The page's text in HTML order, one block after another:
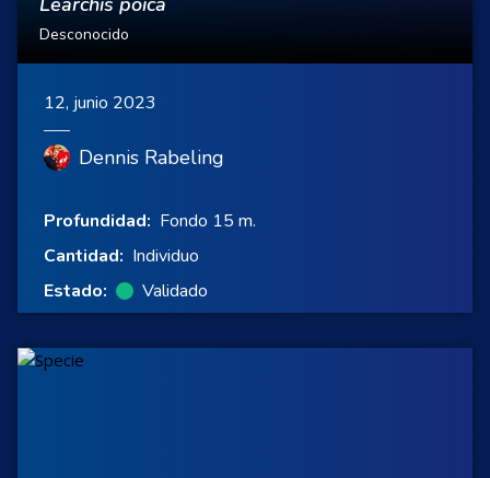
Desconocido
12, junio 2023
Dennis Rabeling
Profundidad: Fondo 15 m.
Cantidad: Individuo
Estado:
Validado